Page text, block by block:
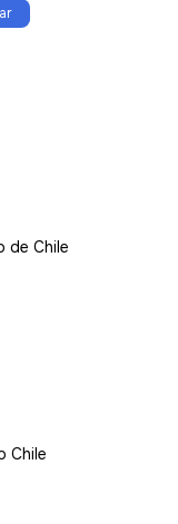
de Chile
Chile